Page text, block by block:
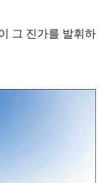
그 진가를 발휘하